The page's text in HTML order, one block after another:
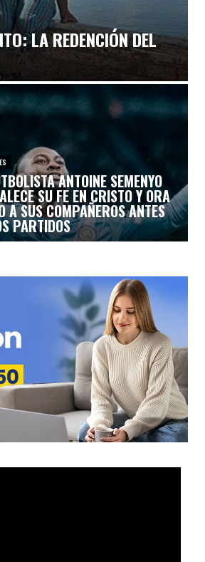
LA REDENCIÓN DEL
ANTOINE SEMENYO
SU FE EN CRISTO Y ORA
A SUS COMPAÑEROS ANTES
PARTIDOS